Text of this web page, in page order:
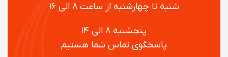
شنبه تا چهارشنبه از ساعت ۸ الی ۱۶
پنجشنبه ۸ الی ۱۴
پاسخگوی تماس شما هستیم